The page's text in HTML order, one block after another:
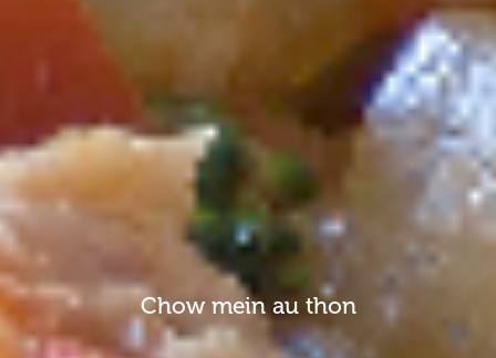
Chow mein au thon